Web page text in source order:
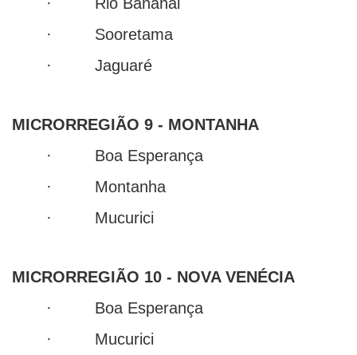
· Sooretama
· Jaguaré
MICRORREGIÃO 9 - MONTANHA
· Boa Esperança
· Montanha
· Mucurici
MICRORREGIÃO 10 - NOVA VENÉCIA
· Boa Esperança
· Mucurici